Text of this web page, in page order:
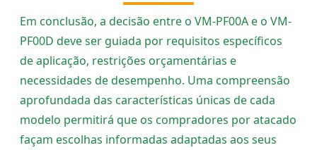
Em conclusão, a decisão entre o VM-PF00A e o VM-
PF00D deve ser guiada por requisitos específicos
de aplicação, restrições orçamentárias e
necessidades de desempenho. Uma compreensão
aprofundada das características únicas de cada
modelo permitirá que os compradores por atacado
façam escolhas informadas adaptadas aos seus